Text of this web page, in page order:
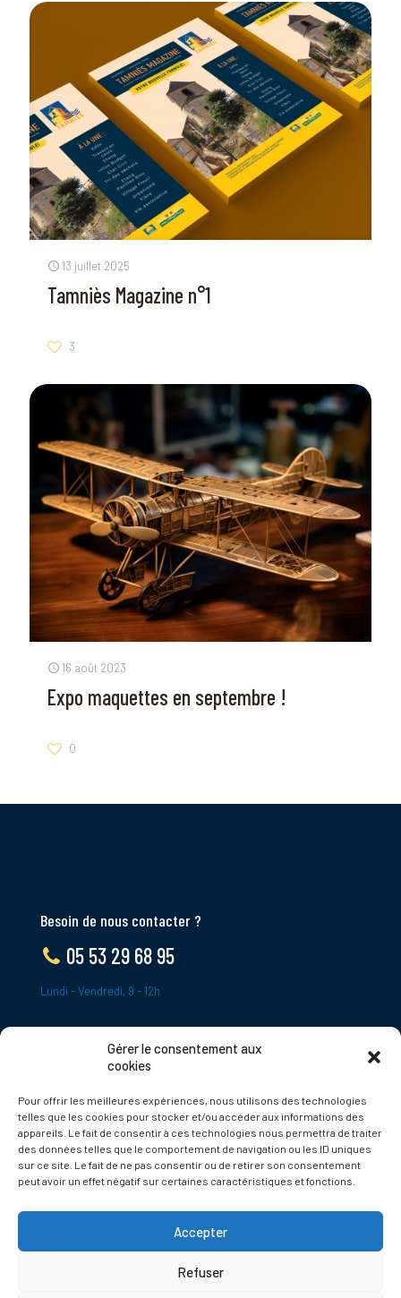
Gérer le consentement aux
cookies
Pour offrir les meilleures expériences, nous utilisons des technologies
telles que les cookies pour stocker et/ou accéder aux informations des
appareils. Le fait de consentir à ces technologies nous permettra de traiter
des données telles que le comportement de navigation ou les ID uniques
sur ce site. Le fait de ne pas consentir ou de retirer son consentement
peut avoir un effet négatif sur certaines caractéristiques et fonctions.
Accepter
Refuser
13 juillet 2025
Tamniès Magazine n°1
3
16 août 2023
Expo maquettes en septembre !
0
Besoin de nous contacter ?
05 53 29 68 95
Lundi - Vendredi, 9 - 12h
24620 Tamniès
France
Politique de cookies